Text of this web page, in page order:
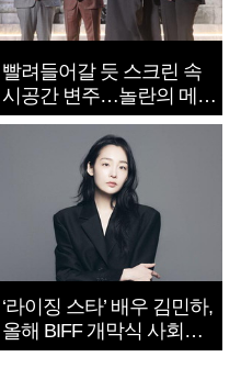
빨려들어갈 듯 스크린 속
시공간 변주…놀란의 메시
지는 ‘전쟁 속죄’
‘라이징 스타’ 배우 김민하,
올해 BIFF 개막식 사회자
확정